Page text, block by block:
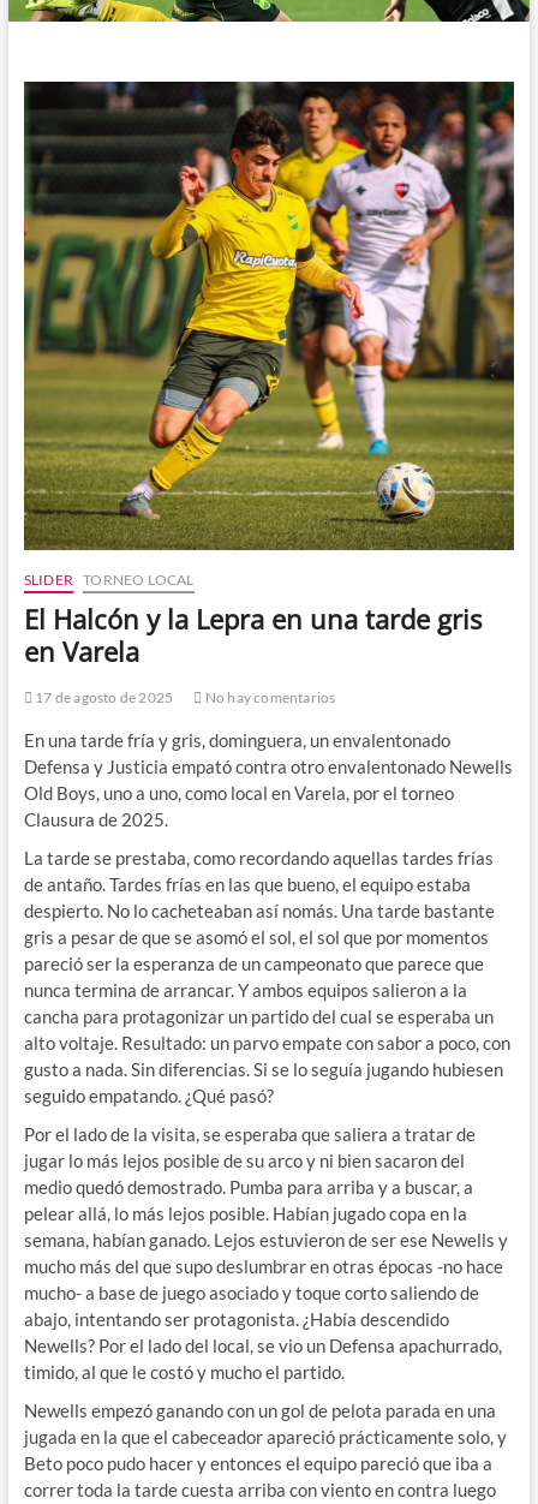
SLIDER TORNEO LOCAL
El Halcón y la Lepra en una tarde gris
en Varela
17 de agosto de 2025 No hay comentarios
En una tarde fría y gris, dominguera, un envalentonado
Defensa y Justicia empató contra otro envalentonado Newells
Old Boys, uno a uno, como local en Varela, por el torneo
Clausura de 2025.
La tarde se prestaba, como recordando aquellas tardes frías
de antaño. Tardes frías en las que bueno, el equipo estaba
despierto. No lo cacheteaban así nomás. Una tarde bastante
gris a pesar de que se asomó el sol, el sol que por momentos
pareció ser la esperanza de un campeonato que parece que
nunca termina de arrancar. Y ambos equipos salieron a la
cancha para protagonizar un partido del cual se esperaba un
alto voltaje. Resultado: un parvo empate con sabor a poco, con
gusto a nada. Sin diferencias. Si se lo seguía jugando hubiesen
seguido empatando. ¿Qué pasó?
Por el lado de la visita, se esperaba que saliera a tratar de
jugar lo más lejos posible de su arco y ni bien sacaron del
medio quedó demostrado. Pumba para arriba y a buscar, a
pelear allá, lo más lejos posible. Habían jugado copa en la
semana, habían ganado. Lejos estuvieron de ser ese Newells y
mucho más del que supo deslumbrar en otras épocas -no hace
mucho- a base de juego asociado y toque corto saliendo de
abajo, intentando ser protagonista. ¿Había descendido
Newells? Por el lado del local, se vio un Defensa apachurrado,
timido, al que le costó y mucho el partido.
Newells empezó ganando con un gol de pelota parada en una
jugada en la que el cabeceador apareció prácticamente solo, y
Beto poco pudo hacer y entonces el equipo pareció que iba a
correr toda la tarde cuesta arriba con viento en contra luego